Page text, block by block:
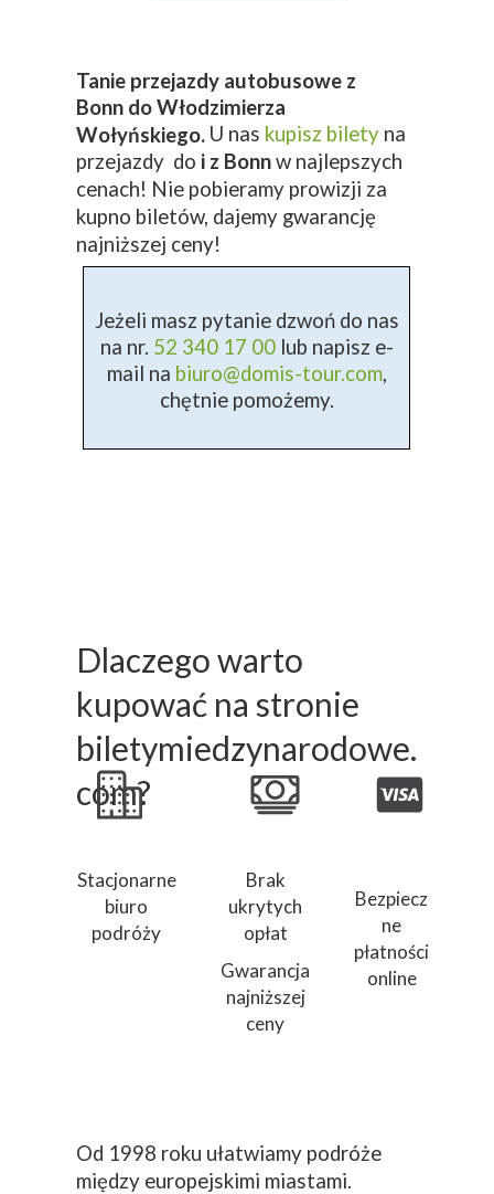
Bezpiecz
ne
płatności
online
Brak
ukrytych
opłat
Gwarancja
najniższej
ceny
Stacjonarne
biuro
podróży
Tanie przejazdy autobusowe z
Bonn do Włodzimierza
Wołyńskiego. U nas kupisz bilety na
przejazdy do i z Bonnw najlepszych
cenach! Nie pobieramy prowizji za
kupno biletów, dajemy gwarancję
najniższej ceny!
Jeżeli masz pytanie dzwoń do nas
na nr. 52 340 17 00lub napisz e-
mail na biuro@domis-tour.com,
chętnie pomożemy.
Dlaczego warto
kupować na stronie
biletymiedzynarodowe.
com?
Od 1998 roku ułatwiamy podróże
między europejskimi miastami.